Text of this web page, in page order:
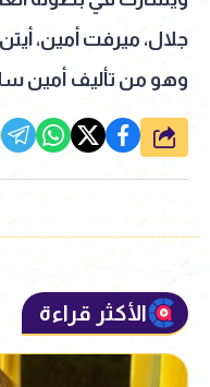
جلال، ميرفت أمين،
وهو من تأليف أمين
شارك
الأكثر قراءة